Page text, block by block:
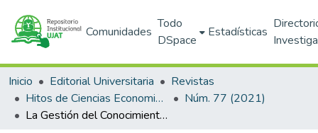
Comunidades
Todo
DSpace
Estadísticas
Inicio Editorial Universitaria
Revistas
Hitos de Ciencias Economico Administrativas
Núm. 77 (2021)
La Gestión del Conocimiento en las Mipymes: Caso de una Consultora en Yucatán, México